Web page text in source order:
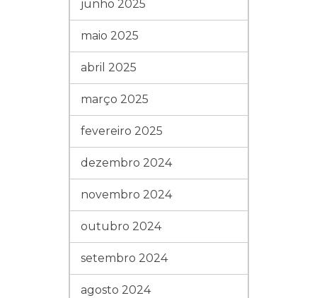
junho 2025
maio 2025
abril 2025
março 2025
fevereiro 2025
dezembro 2024
novembro 2024
outubro 2024
setembro 2024
agosto 2024